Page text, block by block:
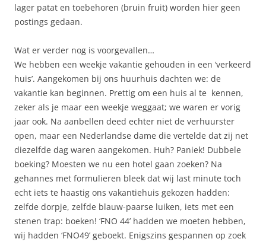
lager patat en toebehoren (bruin fruit) worden hier geen
postings gedaan.
Wat er verder nog is voorgevallen…
We hebben een weekje vakantie gehouden in een ‘verkeerd
huis’. Aangekomen bij ons huurhuis dachten we: de
vakantie kan beginnen. Prettig om een huis al te kennen,
zeker als je maar een weekje weggaat; we waren er vorig
jaar ook. Na aanbellen deed echter niet de verhuurster
open, maar een Nederlandse dame die vertelde dat zij net
diezelfde dag waren aangekomen. Huh? Paniek! Dubbele
boeking? Moesten we nu een hotel gaan zoeken? Na
gehannes met formulieren bleek dat wij last minute toch
echt iets te haastig ons vakantiehuis gekozen hadden:
zelfde dorpje, zelfde blauw-paarse luiken, iets met een
stenen trap: boeken! ‘FNO 44’ hadden we moeten hebben,
wij hadden ‘FNO49’ geboekt. Enigszins gespannen op zoek